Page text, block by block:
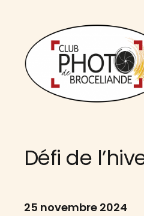
contenu
Défi de
25 novembre 2024